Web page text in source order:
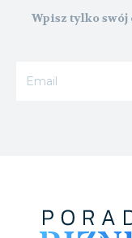
Wpisz tylko